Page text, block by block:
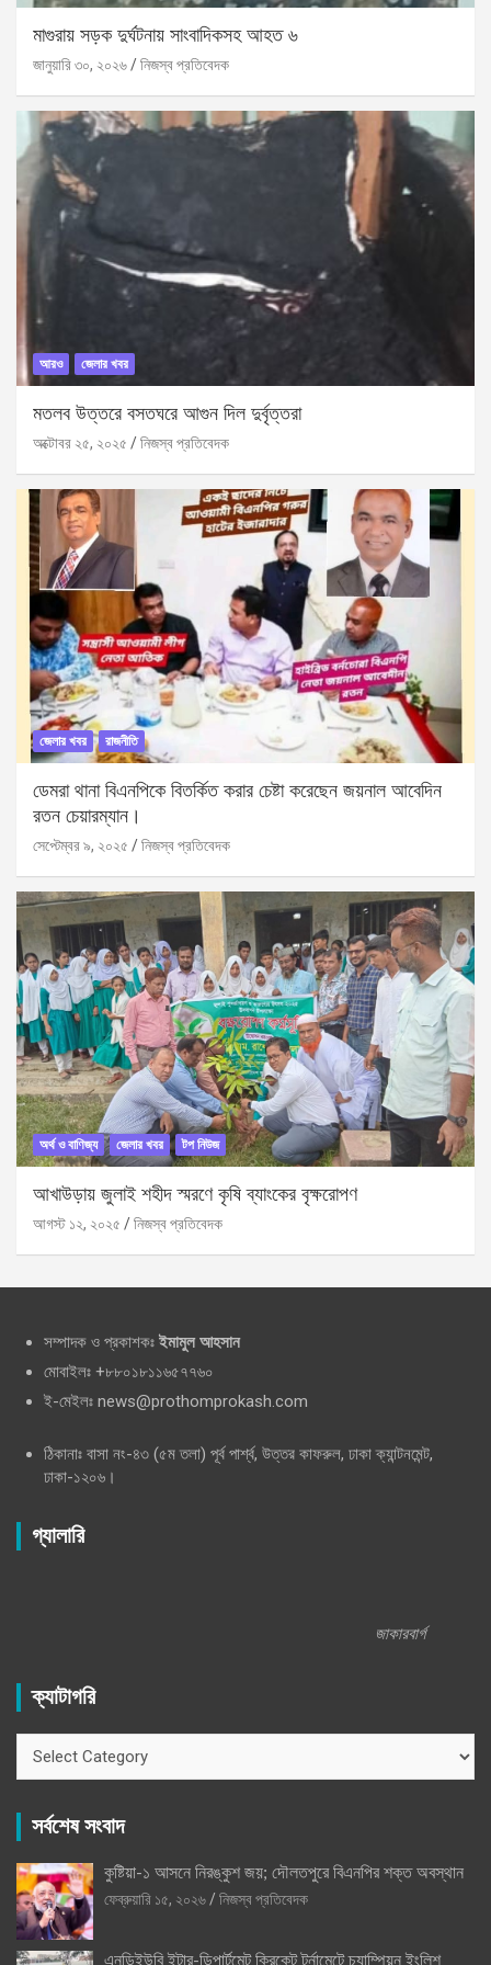
মাগুরায় সড়ক দুর্ঘটনায় সাংবাদিকসহ আহত ৬
জানুয়ারি ৩০, ২০২৬ নিজস্ব প্রতিবেদক
আরও জেলার খবর
মতলব উত্তরে বসতঘরে আগুন দিল দুর্বৃত্তরা
অক্টোবর ২৫, ২০২৫ নিজস্ব প্রতিবেদক
জেলার খবর রাজনীতি
ডেমরা থানা বিএনপিকে বিতর্কিত করার চেষ্টা করেছেন জয়নাল আবেদিন
রতন চেয়ারম্যান।
সেপ্টেম্বর ৯, ২০২৫ নিজস্ব প্রতিবেদক
অর্থ ও বাণিজ্য জেলার খবর টপ নিউজ
আখাউড়ায় জুলাই শহীদ স্মরণে কৃষি ব্যাংকের বৃক্ষরোপণ
আগস্ট ১২, ২০২৫ নিজস্ব প্রতিবেদক
সম্পাদক ও প্রকাশকঃ ইমামুল আহসান
মোবাইলঃ +৮৮০১৮১১৬৫৭৭৬০
ই-মেইলঃ news@prothomprokash.com
ঠিকানাঃ বাসা নং-৪৩ (৫ম তলা) পূর্ব পার্শ্ব, উত্তর কাফরুল, ঢাকা ক্যান্টনমেন্ট,
ঢাকা-১২০৬।
গ্যালারি
জাকারবার্গ
ক্যাটাগরি
সর্বশেষ সংবাদ
কুষ্টিয়া-১ আসনে নিরঙ্কুশ জয়; দৌলতপুরে বিএনপির শক্ত অবস্থান
ফেব্রুয়ারি ১৫, ২০২৬
নিজস্ব প্রতিবেদক
এনডিইউবি ইন্টার-ডিপার্টমেন্ট ক্রিকেট টুর্নামেন্টে চ্যাম্পিয়ন ইংলিশ